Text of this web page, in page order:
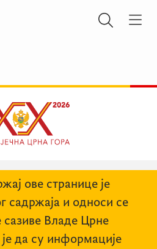
ове странице је
садржаја и односи се
сазиве Владе Црне
да су информације